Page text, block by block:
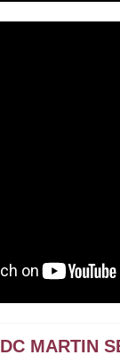
DC MARTIN